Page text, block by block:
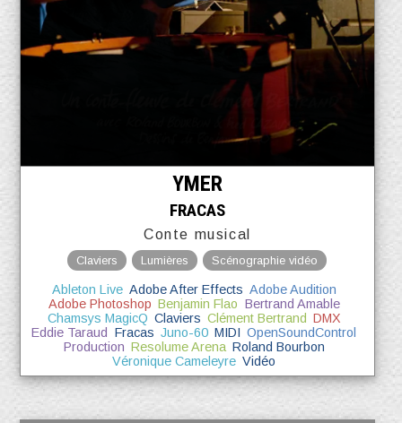
YMER
FRACAS
Conte musical
Claviers Lumières Scénographie vidéo
Ableton Live Adobe After Effects Adobe Audition
Adobe Photoshop Benjamin Flao Bertrand Amable
Chamsys MagicQ Claviers Clément Bertrand DMX
Eddie Taraud
Fracas Juno-60 MIDI OpenSoundControl
Production Resolume Arena Roland Bourbon
Véronique Cameleyre Vidéo